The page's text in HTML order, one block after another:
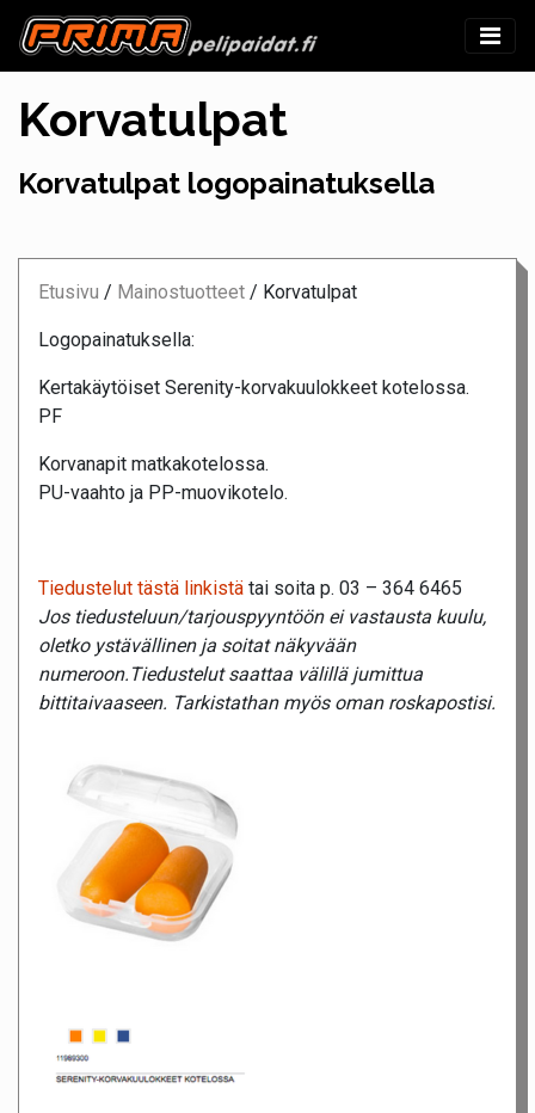
Korvatulpat
Korvatulpat logopainatuksella
Etusivu / Mainostuotteet / Korvatulpat
Logopainatuksella:
Kertakäytöiset Serenity-korvakuulokkeet kotelossa.
PF
Korvanapit matkakotelossa.
PU-vaahto ja PP-muovikotelo.
Tiedustelut tästä linkistä tai soita p. 03 – 364 6465
Jos tiedusteluun/tarjouspyyntöön ei vastausta kuulu,
oletko ystävällinen ja soitat näkyvään
numeroon.Tiedustelut saattaa välillä jumittua
bittitaivaaseen. Tarkistathan myös oman roskapostisi.